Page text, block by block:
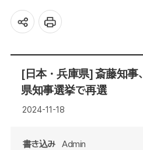
[日本・兵庫県] 斎藤知事、
県知事選挙で再選
2024-11-18
書き込み Admin